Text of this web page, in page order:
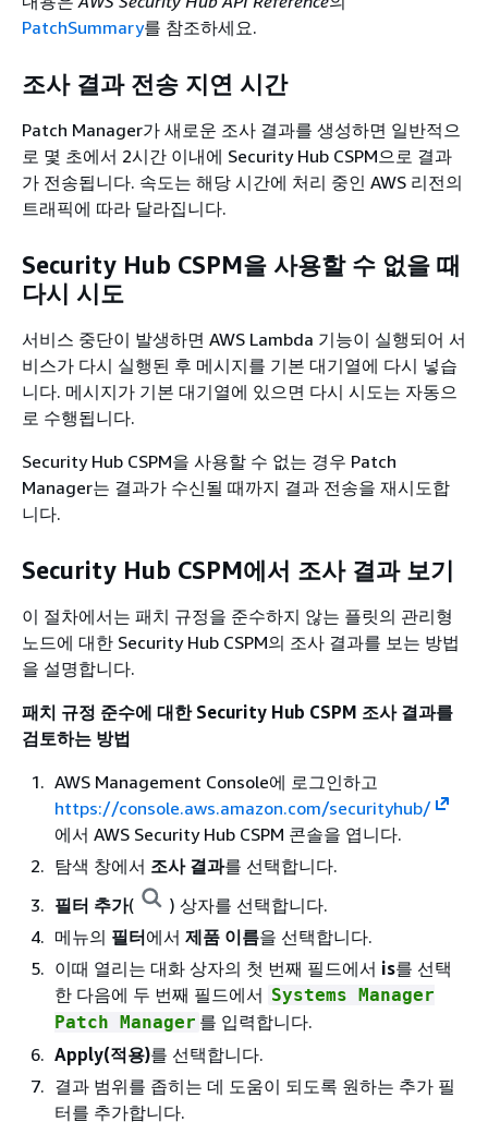
PatchSummary를 참조하세요.
조사 결과 전송 지연 시간
Patch Manager가 새로운 조사 결과를 생성하면 일반적으
로 몇 초에서 2시간 이내에 Security Hub CSPM으로 결과
가 전송됩니다. 속도는 해당 시간에 처리 중인 AWS 리전의
트래픽에 따라 달라집니다.
Security Hub CSPM을 사용할 수 없을 때
다시 시도
서비스 중단이 발생하면 AWS Lambda 기능이 실행되어 서
비스가 다시 실행된 후 메시지를 기본 대기열에 다시 넣습
니다. 메시지가 기본 대기열에 있으면 다시 시도는 자동으
로 수행됩니다.
Security Hub CSPM을 사용할 수 없는 경우 Patch
Manager는 결과가 수신될 때까지 결과 전송을 재시도합
니다.
Security Hub CSPM에서 조사 결과 보기
이 절차에서는 패치 규정을 준수하지 않는 플릿의 관리형
노드에 대한 Security Hub CSPM의 조사 결과를 보는 방법
을 설명합니다.
패치 규정 준수에 대한 Security Hub CSPM 조사 결과를
검토하는 방법
AWS Management Console에 로그인하고
https://console.aws.amazon.com/securityhub/
에서 AWS Security Hub CSPM 콘솔을 엽니다.
탐색 창에서 조사 결과를 선택합니다.
필터 추가(
) 상자를 선택합니다.
메뉴의 필터에서 제품 이름을 선택합니다.
이때 열리는 대화 상자의 첫 번째 필드에서 is를 선택
한 다음에 두 번째 필드에서 Systems Manager
Patch Manager 를 입력합니다.
Apply(적용)를 선택합니다.
결과 범위를 좁히는 데 도움이 되도록 원하는 추가 필
터를 추가합니다.